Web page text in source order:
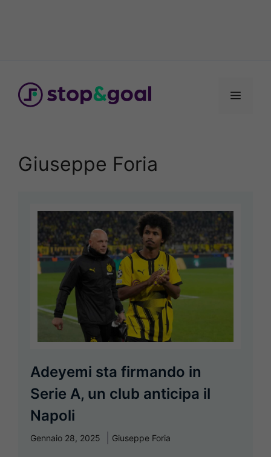
contenuto
Menu
Giuseppe Foria
Adeyemi sta firmando in
Serie A, un club anticipa il
Napoli
Gennaio 28, 2025 Giuseppe Foria